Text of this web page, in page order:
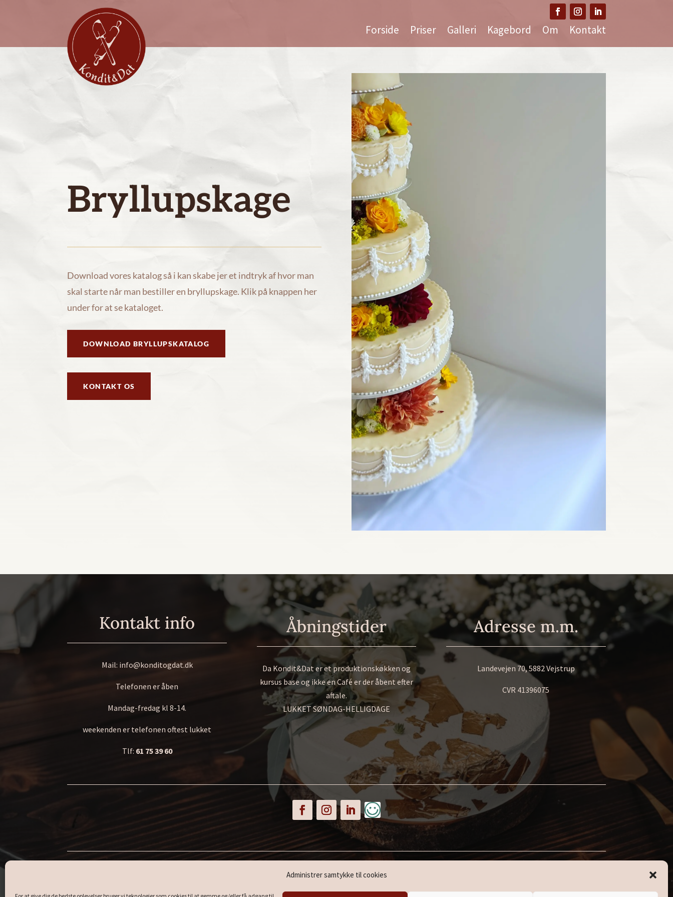
Administrer samtykke til cookies
Forside Priser Galleri Kagebord Om Kontakt
Bryllupskage
Download vores katalog så i kan skabe jer et indtryk af hvor man
skal starte når man bestiller en bryllupskage. Klik på knappen her
under for at se kataloget.
DOWNLOAD BRYLLUPSKATALOG
KONTAKT OS
Kontakt info
Mail: info@konditogdat.dk
Telefonen er åben
Mandag-fredag kl 8-14.
weekenden er telefonen oftest lukket
Tlf: 61 75 39 60
Åbningstider
Da Kondit&Dat er et produktionskøkken og
kursus base og ikke en Café er der åbent efter
aftale.
LUKKET SØNDAG-HELLIGDAGE
Adresse m.m.
Landevejen 70, 5882 Vejstrup
CVR 41396075
Fedt, kalorier og sukker skynd dig forbi inden vi lukker